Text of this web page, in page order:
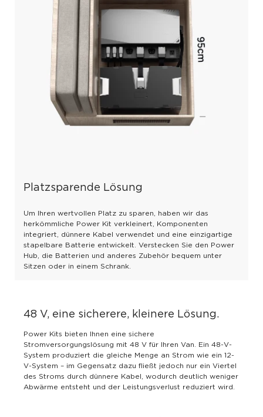
Platzsparende Lösung
Um Ihren wertvollen Platz zu sparen, haben wir das
herkömmliche Power Kit verkleinert, Komponenten
integriert, dünnere Kabel verwendet und eine einzigartige
stapelbare Batterie entwickelt. Verstecken Sie den Power
Hub, die Batterien und anderes Zubehör bequem unter
Sitzen oder in einem Schrank.
48 V, eine sicherere, kleinere Lösung.
Power Kits bieten Ihnen eine sichere
Stromversorgungslösung mit 48 V für Ihren Van. Ein 48-V-
System produziert die gleiche Menge an Strom wie ein 12-
V-System – im Gegensatz dazu fließt jedoch nur ein Viertel
des Stroms durch dünnere Kabel, wodurch deutlich weniger
Abwärme entsteht und der Leistungsverlust reduziert wird.